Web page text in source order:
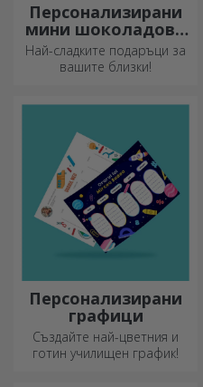
Персонализирани
мини шоколадови
барове
Най-сладките подаръци за
вашите близки!
Персонализирани
графици
Създайте най-цветния и
готин училищен график!